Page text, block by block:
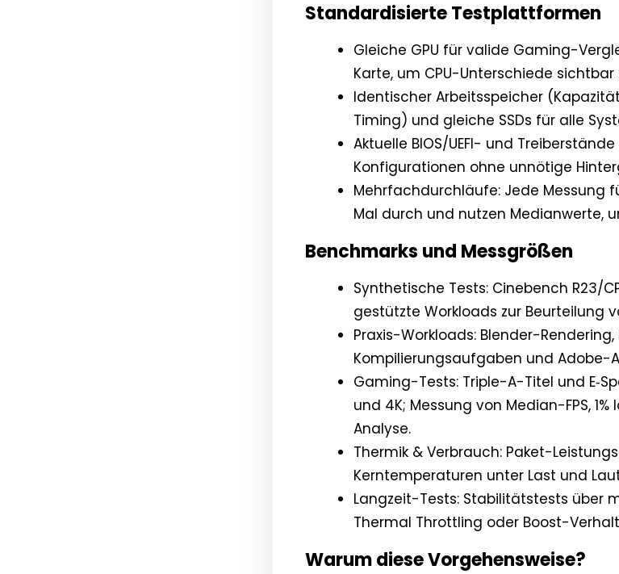
Standardisierte Testplattformen
Gleiche GPU für valide Gaming-
Karte, um CPU-Unterschiede
Identischer Arbeitsspeicher
Timing) und gleiche SSDs für alle
Aktuelle BIOS/UEFI- und
Konfigurationen ohne unnötige
Mehrfachdurchläufe: Jede Messung
Mal durch und nutzen Medianwerte,
Benchmarks und Messgrößen
Synthetische Tests: Cinebench R23/
gestützte Workloads zur Beurteilung
Praxis-Workloads: Blender-
Kompilierungsaufgaben und Adobe-
Gaming-Tests: Triple-A-Titel und
und 4K; Messung von Median-FPS,
Analyse.
Thermik & Verbrauch: Paket-
Kerntemperaturen unter Last und
Langzeit-Tests: Stabilitätstests über
Thermal Throttling oder Boost-
Warum diese Vorgehensweise?